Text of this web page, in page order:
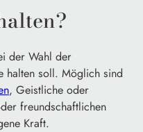
der Wahl der
halten soll. Möglich sind
, Geistliche oder
freundschaftlichen
Kraft.